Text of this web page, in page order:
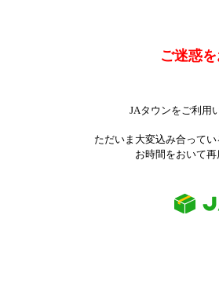
ご迷惑
JAタウンをご利用
ただいま大変込み合って
お時間をおいて